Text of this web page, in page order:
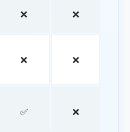
❌ ❌
❌ ❌
✅ ❌